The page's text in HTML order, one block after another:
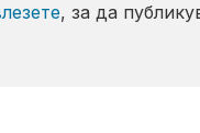
, за да